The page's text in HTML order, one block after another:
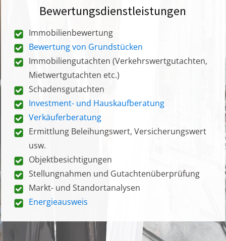
Bewertungsdienstleistungen
Immobilienbewertung
Bewertung von Grundstücken
Immobiliengutachten (Verkehrswertgutachten,
Mietwertgutachten etc.)
Schadensgutachten
Investment- und Hauskaufberatung
Verkäuferberatung
Ermittlung Beleihungswert, Versicherungswert
usw.
Objektbesichtigungen
Stellungnahmen und Gutachtenüberprüfung
Markt- und Standortanalysen
Energieausweis